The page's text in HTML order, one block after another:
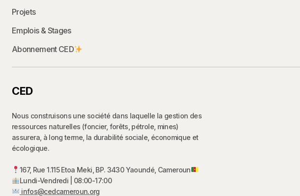
CED
Nous construisons une société dans laquelle la gestion des
ressources naturelles (foncier, forêts, pétrole, mines)
assurera, à long terme, la durabilité sociale, économique et
écologique.
167, Rue 1.115 Etoa Meki, BP. 3430 Yaoundé, Cameroun
Lundi-Vendredi | 08:00-17:00
infos@cedcameroun.org
Projets
Emplois & Stages
Abonnement CED